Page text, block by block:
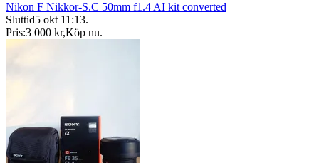
Nikon F Nikkor-S.C 50mm f1.4 AI kit converted
Sluttid5 okt 11:13.
Pris:3 000 kr,Köp nu.